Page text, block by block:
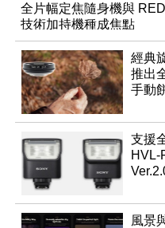
全片幅定焦隨身機與 RED
技術加持機種成焦點
經典
推出
手動
支援
HVL-
風景